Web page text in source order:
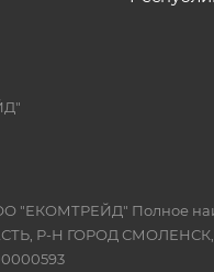
"ЕКОМТРЕЙД"
Р-Н ГОРОД СМОЛЕНСК,